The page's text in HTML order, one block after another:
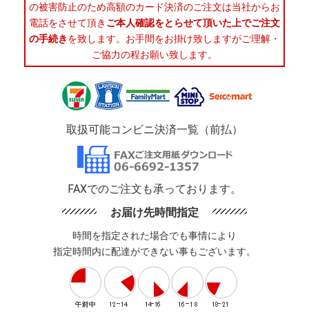
の被害防止のため高額のカード決済のご注文は当社からお
電話をさせて頂き ご本人確認をとらせて頂いた上でご注文
の手続きを致します。お手間をお掛け致しますがご理解・
ご協力の程お願い致します。
取扱可能コンビニ決済一覧（前払）
FAXでのご注文も承っております。
お届け先時間指定
時間を指定された場合でも事情により
指定時間内に配達ができない事もございます。